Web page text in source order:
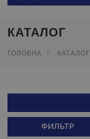
КАТАЛОГ
ГОЛОВНА КАТАЛОГ
ФИЛЬТР